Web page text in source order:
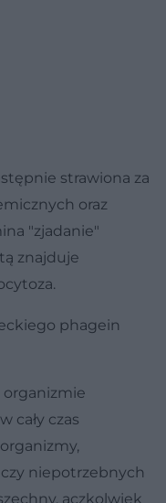
strawiona za
oraz
"zjadanie"
znajduje
phagein
organizmie
cały czas
niepotrzebnych
aczkolwiek